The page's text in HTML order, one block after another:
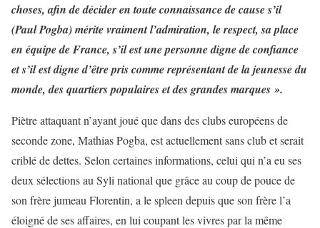
choses, afin de décider en toute connaissance de cause s’il
(Paul Pogba) mérite vraiment l’admiration, le respect, sa place
en équipe de France, s’il est une personne digne de confiance
et s’il est digne d’être pris comme représentant de la jeunesse du
monde, des quartiers populaires et des grandes marques ».
Piètre attaquant n’ayant joué que dans des clubs européens de
seconde zone, Mathias Pogba, est actuellement sans club et serait
criblé de dettes. Selon certaines informations, celui qui n’a eu ses
deux sélections au Syli national que grâce au coup de pouce de
son frère jumeau Florentin, a le spleen depuis que son frère l’a
éloigné de ses affaires, en lui coupant les vivres par la même